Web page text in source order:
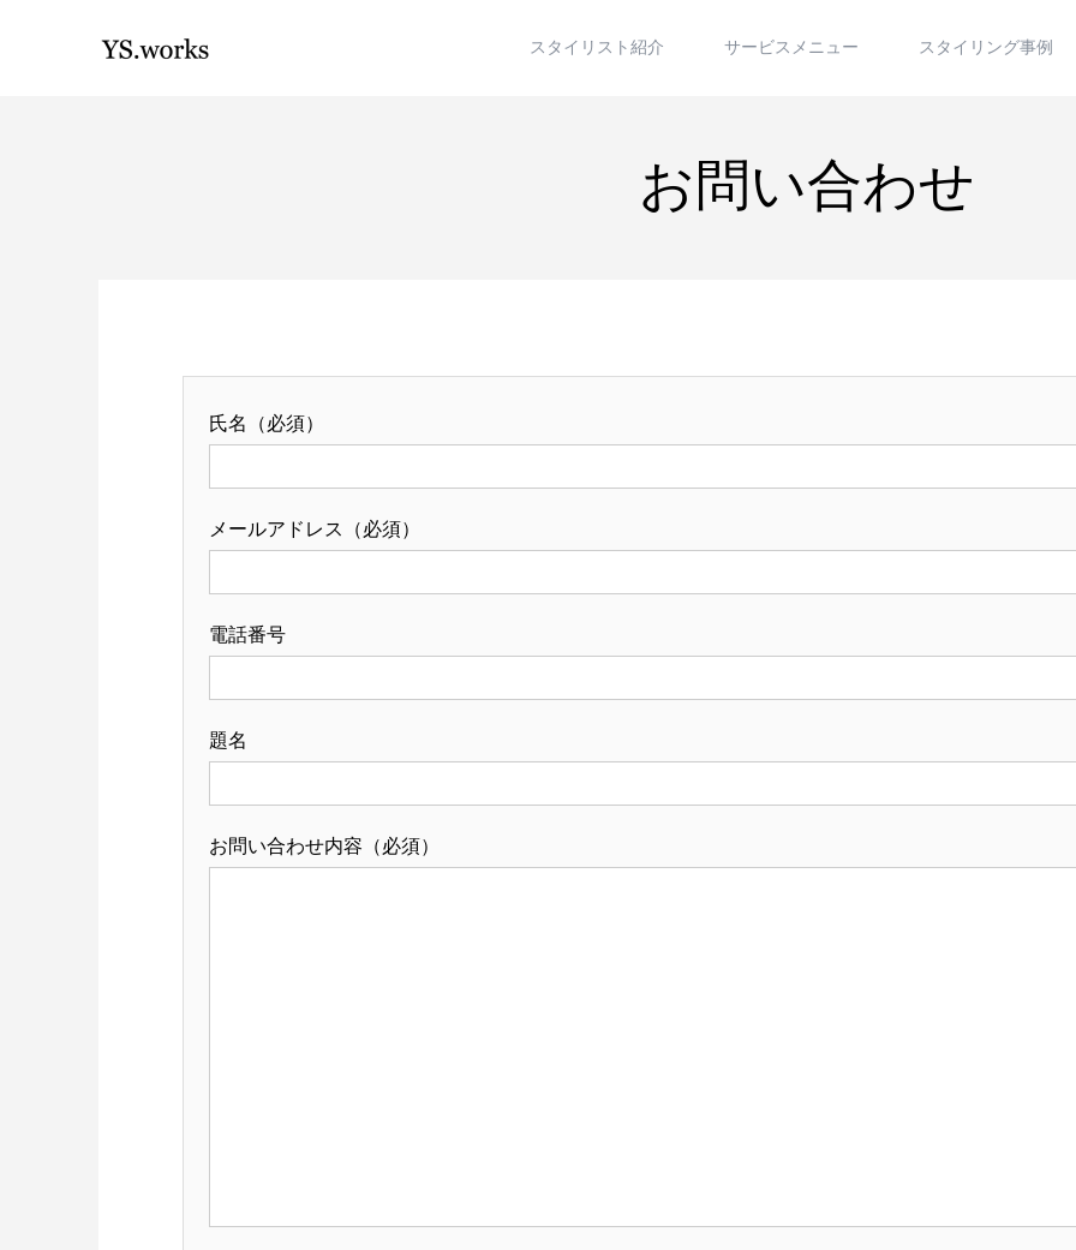
スタイリスト紹介 サービスメニュー スタイリング事例
お問い合わせ
氏名（必須）
メールアドレス（必須）
電話番号
題名
お問い合わせ内容（必須）